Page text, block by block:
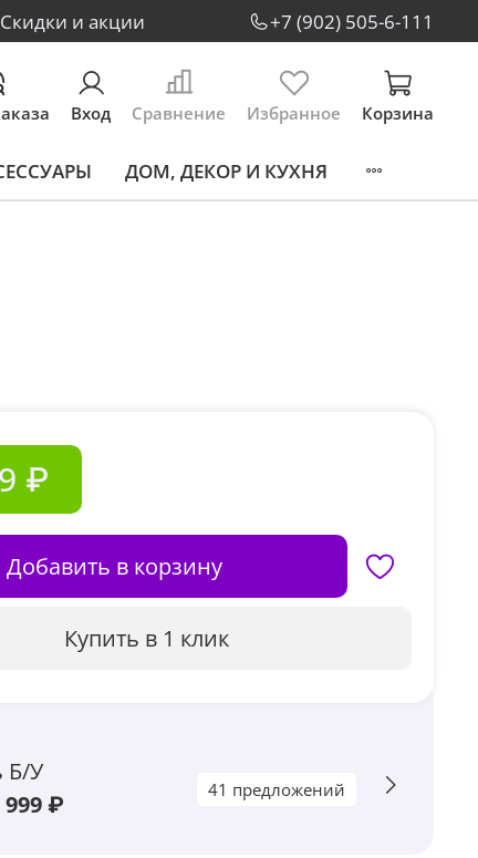
Скидки и акции +7 (902) 505-6-111
Вход Сравнение Избранное Корзина
ДОМ, ДЕКОР И КУХНЯ
₽
Добавить в корзину
Купить в 1 клик
Б/У
999 ₽
41 предложений